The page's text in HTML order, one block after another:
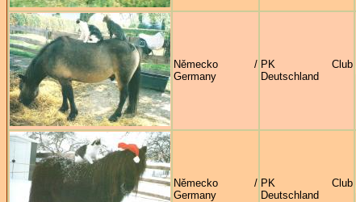
Německo /
Germany
PK Club
Deutschland
Německo /
Germany
PK Club
Deutschland